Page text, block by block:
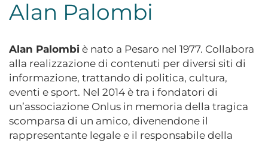
Alan Palombi
Alan Palombi è nato a Pesaro nel 1977. Collabora
alla realizzazione di contenuti per diversi siti di
informazione, trattando di politica, cultura,
eventi e sport. Nel 2014 è tra i fondatori di
un’associazione Onlus in memoria della tragica
scomparsa di un amico, divenendone il
rappresentante legale e il responsabile della